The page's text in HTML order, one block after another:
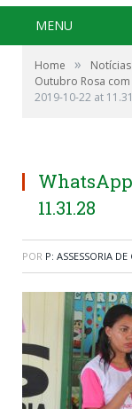
MENU
Home » Notícias
Outubro Rosa
2019-10-22 at
WhatsApp
11.31.28
POR P: ASSESSORIA